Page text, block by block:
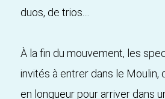
duos, de trios....
À la fin du mouvement, les
invités à entrer dans le Moulin,
en longueur pour arriver dans